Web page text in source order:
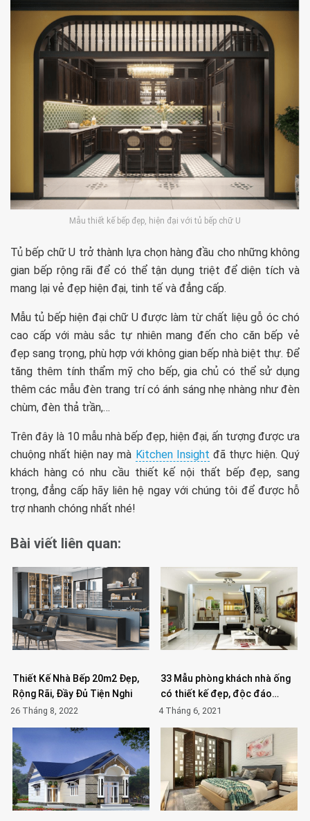
Mẫu thiết kế bếp đẹp, hiện đại với tủ bếp chữ U
Tủ bếp chữ U trở thành lựa chọn hàng đầu cho những không
gian bếp rộng rãi để có thể tận dụng triệt để diện tích và
mang lại vẻ đẹp hiện đại, tinh tế và đẳng cấp.
Mẫu tủ bếp hiện đại chữ U được làm từ chất liệu gỗ óc chó
cao cấp với màu sắc tự nhiên mang đến cho căn bếp vẻ
đẹp sang trọng, phù hợp với không gian bếp nhà biệt thự. Để
tăng thêm tính thẩm mỹ cho bếp, gia chủ có thể sử dụng
thêm các mẫu đèn trang trí có ánh sáng nhẹ nhàng như đèn
chùm, đèn thả trần,…
Trên đây là 10 mẫu nhà bếp đẹp, hiện đại, ấn tượng được ưa
chuộng nhất hiện nay mà Kitchen Insight đã thực hiện. Quý
khách hàng có nhu cầu thiết kế nội thất bếp đẹp, sang
trọng, đẳng cấp hãy liên hệ ngay với chúng tôi để được hỗ
trợ nhanh chóng nhất nhé!
Bài viết liên quan:
Thiết Kế Nhà Bếp 20m2 Đẹp,
Rộng Rãi, Đầy Đủ Tiện Nghi
26 Tháng 8, 2022
33 Mẫu phòng khách nhà ống
có thiết kế đẹp, độc đáo…
4 Tháng 6, 2021